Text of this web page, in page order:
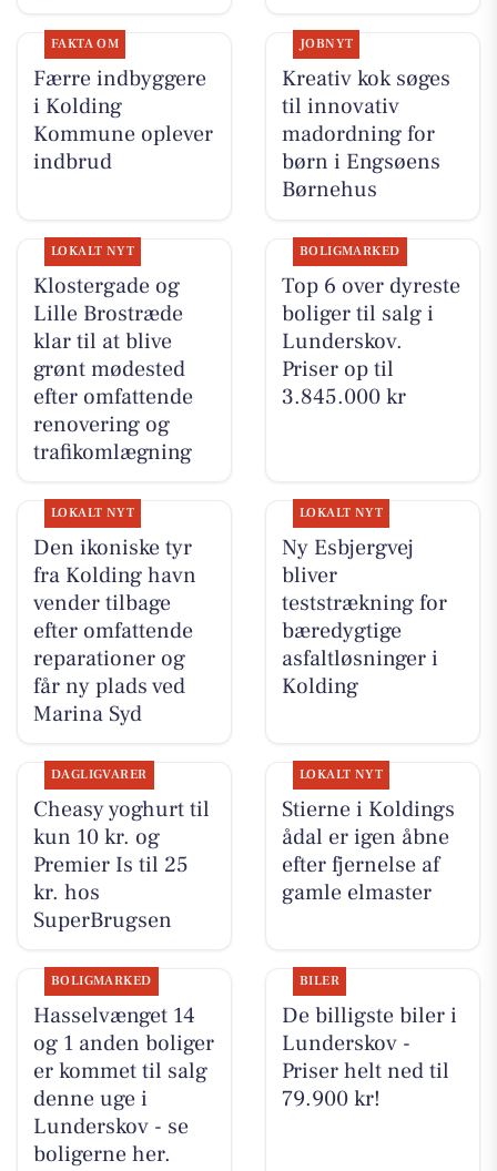
FAKTA OM
Færre indbyggere
i Kolding
Kommune oplever
indbrud
JOBNYT
Kreativ kok søges
til innovativ
madordning for
børn i Engsøens
Børnehus
LOKALT NYT
Klostergade og
Lille Brostræde
klar til at blive
grønt mødested
efter omfattende
renovering og
trafikomlægning
BOLIGMARKED
Top 6 over dyreste
boliger til salg i
Lunderskov.
Priser op til
3.845.000 kr
LOKALT NYT
Den ikoniske tyr
fra Kolding havn
vender tilbage
efter omfattende
reparationer og
får ny plads ved
Marina Syd
LOKALT NYT
Ny Esbjergvej
bliver
teststrækning for
bæredygtige
asfaltløsninger i
Kolding
DAGLIGVARER
Cheasy yoghurt til
kun 10 kr. og
Premier Is til 25
kr. hos
SuperBrugsen
LOKALT NYT
Stierne i Koldings
ådal er igen åbne
efter fjernelse af
gamle elmaster
BOLIGMARKED
Hasselvænget 14
og 1 anden boliger
er kommet til salg
denne uge i
Lunderskov - se
boligerne her.
BILER
De billigste biler i
Lunderskov -
Priser helt ned til
79.900 kr!